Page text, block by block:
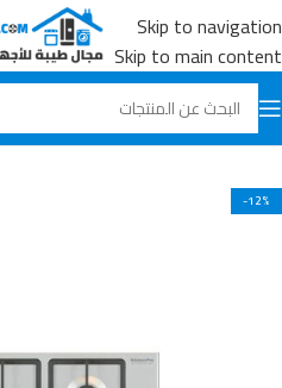
Skip to navigation
Skip to main content
-12%